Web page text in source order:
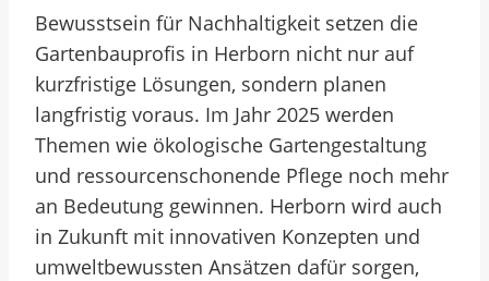
Bewusstsein für Nachhaltigkeit setzen die
Gartenbauprofis in Herborn nicht nur auf
kurzfristige Lösungen, sondern planen
langfristig voraus. Im Jahr 2025 werden
Themen wie ökologische Gartengestaltung
und ressourcenschonende Pflege noch mehr
an Bedeutung gewinnen. Herborn wird auch
in Zukunft mit innovativen Konzepten und
umweltbewussten Ansätzen dafür sorgen,